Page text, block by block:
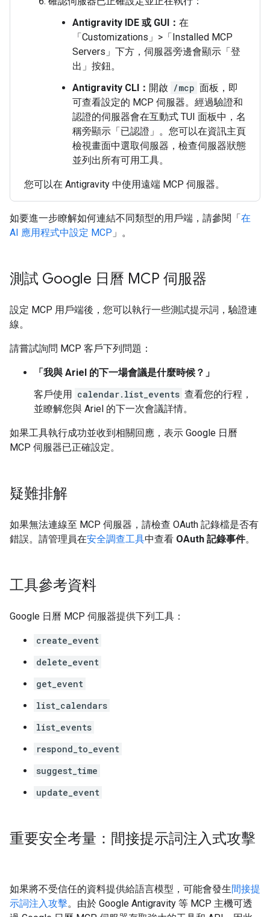
Antigravity IDE 或 GUI： 在
「Customizations」>「Installed MCP
Servers」下方，伺服器旁邊會顯示「登
出」 按鈕。
Antigravity CLI： 開啟 /mcp 面板，即
可查看設定的 MCP 伺服器。經過驗證和
認證的伺服器會在互動式 TUI 面板中，名
稱旁顯示「已認證」 。您可以在資訊主頁
檢視畫面中選取伺服器，檢查伺服器狀態
並列出所有可用工具。
您可以在 Antigravity 中使用遠端 MCP 伺服器。
如要進一步瞭解如何連結不同類型的用戶端，請參閱「在
AI 應用程式中設定 MCP 」。
測試 Google 日曆 MCP 伺服器
設定 MCP 用戶端後，您可以執行一些測試提示詞，驗證連
線。
請嘗試詢問 MCP 客戶下列問題：
「我與 Ariel 的下一場會議是什麼時候？」
客戶使用 calendar.list_events 查看您的行程，
並瞭解您與 Ariel 的下一次會議詳情。
如果工具執行成功並收到相關回應，表示 Google 日曆
MCP 伺服器已正確設定。
疑難排解
如果無法連線至 MCP 伺服器，請檢查 OAuth 記錄檔是否有
錯誤。請管理員在安全調查工具中查看 OAuth 記錄事件。
工具參考資料
Google 日曆 MCP 伺服器提供下列工具：
create_event
delete_event
get_event
list_calendars
list_events
respond_to_event
suggest_time
update_event
重要安全考量：間接提示詞注入式攻擊
如果將不受信任的資料提供給語言模型，可能會發生間接提
示詞注入攻擊。由於 Google Antigravity 等 MCP 主機可透